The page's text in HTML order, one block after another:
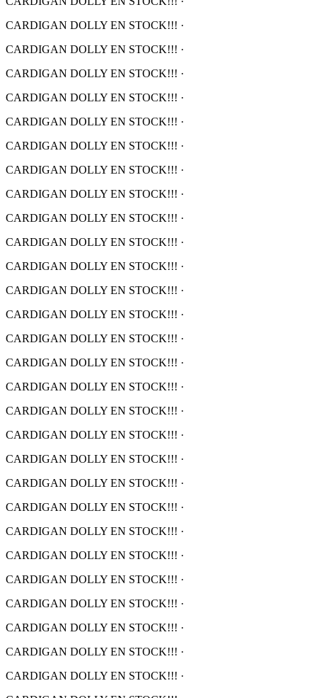
CARDIGAN DOLLY EN STOCK!!! ·
CARDIGAN DOLLY EN STOCK!!! ·
CARDIGAN DOLLY EN STOCK!!! ·
CARDIGAN DOLLY EN STOCK!!! ·
CARDIGAN DOLLY EN STOCK!!! ·
CARDIGAN DOLLY EN STOCK!!! ·
CARDIGAN DOLLY EN STOCK!!! ·
CARDIGAN DOLLY EN STOCK!!! ·
CARDIGAN DOLLY EN STOCK!!! ·
CARDIGAN DOLLY EN STOCK!!! ·
CARDIGAN DOLLY EN STOCK!!! ·
CARDIGAN DOLLY EN STOCK!!! ·
CARDIGAN DOLLY EN STOCK!!! ·
CARDIGAN DOLLY EN STOCK!!! ·
CARDIGAN DOLLY EN STOCK!!! ·
CARDIGAN DOLLY EN STOCK!!! ·
CARDIGAN DOLLY EN STOCK!!! ·
CARDIGAN DOLLY EN STOCK!!! ·
CARDIGAN DOLLY EN STOCK!!! ·
CARDIGAN DOLLY EN STOCK!!! ·
CARDIGAN DOLLY EN STOCK!!! ·
CARDIGAN DOLLY EN STOCK!!! ·
CARDIGAN DOLLY EN STOCK!!! ·
CARDIGAN DOLLY EN STOCK!!! ·
CARDIGAN DOLLY EN STOCK!!! ·
CARDIGAN DOLLY EN STOCK!!! ·
CARDIGAN DOLLY EN STOCK!!! ·
CARDIGAN DOLLY EN STOCK!!! ·